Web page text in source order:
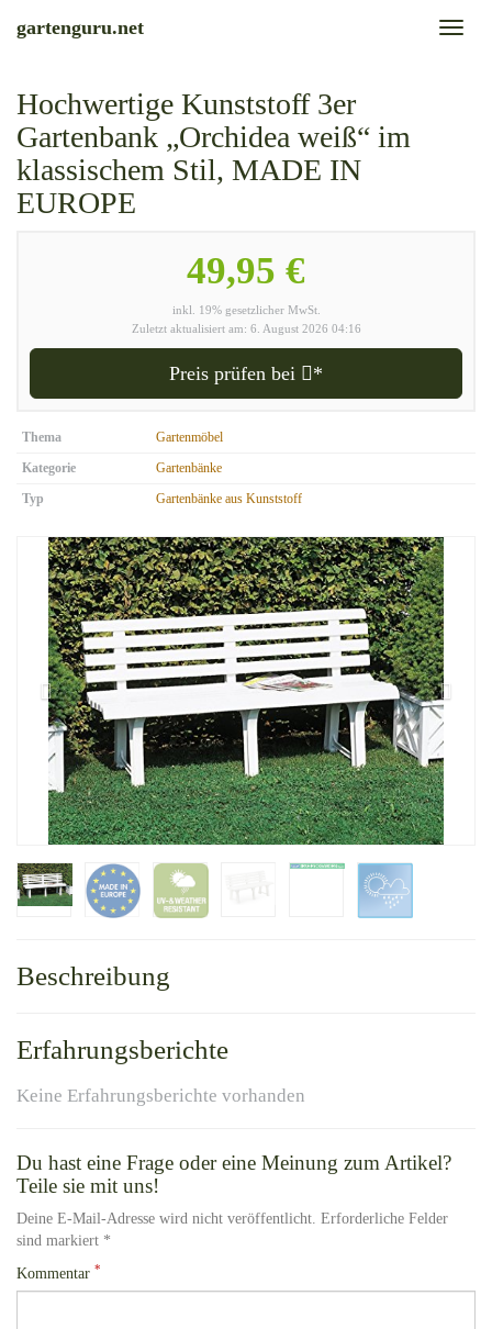
Toggle
gartenguru.net
Hochwertige Kunststoff 3er
Gartenbank „Orchidea weiß“ im
klassischem Stil, MADE IN
EUROPE
49,95 €
inkl. 19% gesetzlicher MwSt.
Zuletzt aktualisiert am: 6. August 2026 04:16
Preis prüfen bei *
Thema
Gartenmöbel
Kategorie
Gartenbänke
Typ
Gartenbänke aus Kunststoff
Beschreibung
Erfahrungsberichte
Keine Erfahrungsberichte vorhanden
Du hast eine Frage oder eine Meinung zum Artikel?
Teile sie mit uns!
Deine E-Mail-Adresse wird nicht veröffentlicht. Erforderliche Felder
sind markiert *
Kommentar *